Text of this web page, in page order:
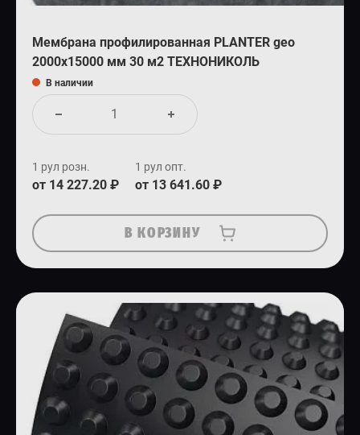
Мембрана профилированная PLANTER geo
2000х15000 мм 30 м2 ТЕХНОНИКОЛЬ
В наличии
1 рул розн.
от 14 227.20 ₽
1 рул опт.
от 13 641.60 ₽
В КОРЗИНУ